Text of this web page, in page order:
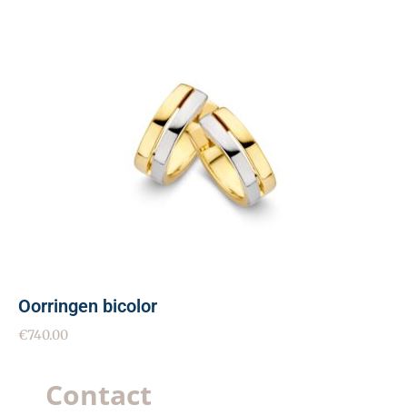
Oorringen bicolor
€740.00
Contact